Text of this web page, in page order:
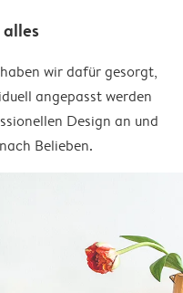
wir dafür gesorgt,
angepasst werden
Design an und
Belieben.